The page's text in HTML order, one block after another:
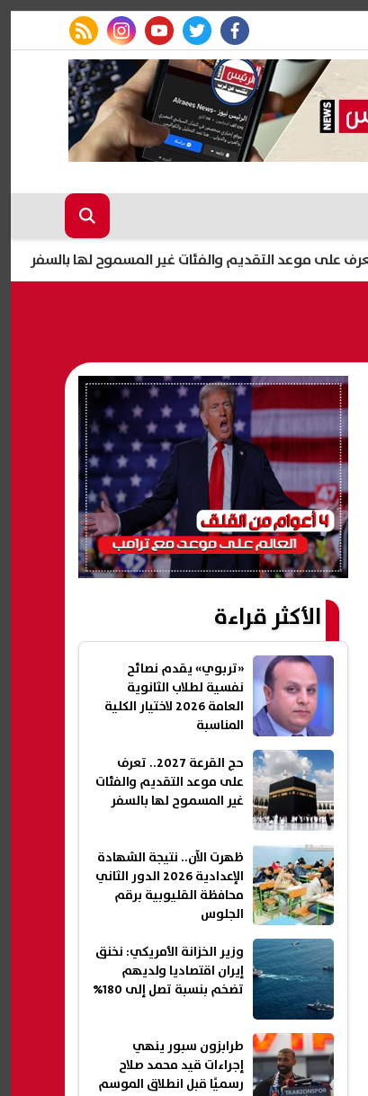
facebook
twitter
youtube
instagram
rss feed
الأكثر قراءة
«تربوي» يقدم نصائح
نفسية لطلاب الثانوية
العامة 2026 لاختيار الكلية
المناسبة
حج القرعة 2027.. تعرف
على موعد التقديم والفئات
غير المسموح لها بالسفر
ظهرت الآن.. نتيجة الشهادة
الإعدادية 2026 الدور الثاني
محافظة القليوبية برقم
الجلوس
وزير الخزانة الأمريكي: نخنق
إيران اقتصاديا ولديهم
تضخم بنسبة تصل إلى 180%
طرابزون سبور ينهي
إجراءات قيد محمد صلاح
رسميًا قبل انطلاق الموسم